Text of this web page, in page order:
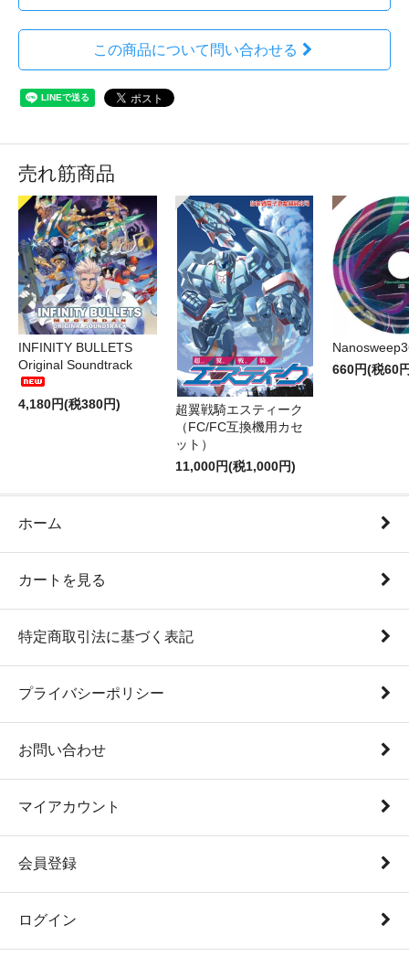
この商品について問い合わせる
売れ筋商品
INFINITY BULLETS
Original Soundtrack
4,180円(税380円)
超翼戦騎エスティーク
（FC/FC互換機用カセ
ット）
11,000円(税1,000円)
660円(税60
ホーム
カートを見る
特定商取引法に基づく表記
プライバシーポリシー
お問い合わせ
マイアカウント
会員登録
ログイン